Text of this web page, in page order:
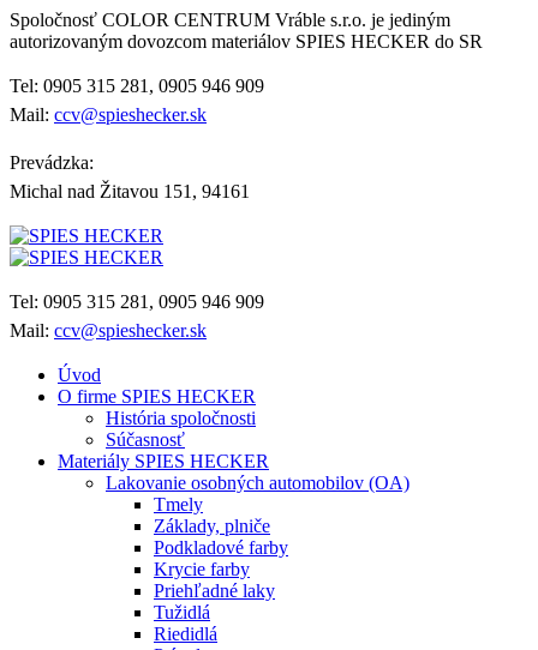
Spoločnosť COLOR CENTRUM Vráble s.r.o. je jediným
autorizovaným dovozcom materiálov SPIES HECKER do SR
Tel: 0905 315 281, 0905 946 909
Mail: ccv@spieshecker.sk
Prevádzka:
Michal nad Žitavou 151, 94161
Tel: 0905 315 281, 0905 946 909
Mail: ccv@spieshecker.sk
Úvod
O firme SPIES HECKER
História spoločnosti
Súčasnosť
Materiály SPIES HECKER
Lakovanie osobných automobilov (OA)
Tmely
Základy, plniče
Podkladové farby
Krycie farby
Priehľadné laky
Tužidlá
Riedidlá